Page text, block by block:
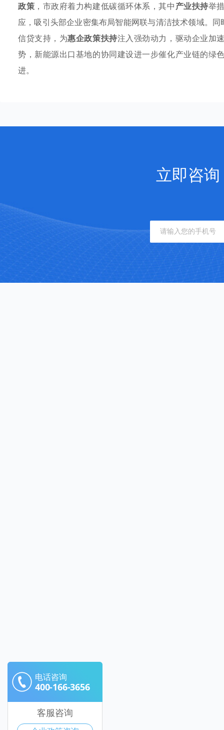
政策 ，市政府着力构建低碳循环体系，其中产业扶持举
应，吸引头部企业密集布局智能网联与清洁技术领域。
信贷支持，为惠企政策扶持注入强劲动力，驱动企业加
势，新能源出口基地的协同建设进一步催化产业链的绿
进。
电话咨询
400-166-3656
客服咨询
立即咨